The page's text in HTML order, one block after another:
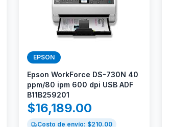
EPSON
Epson WorkForce DS-730N 40
ppm/80 ipm 600 dpi USB ADF
B11B259201
$16,189.00
Costo de envío: $210.00